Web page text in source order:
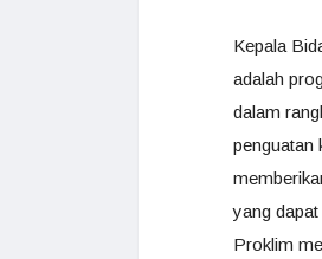
Kepala
adalah
dalam
penguatan
yang
Proklim